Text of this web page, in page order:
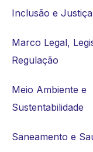
Inclusão e
Marco Legal,
Regulação
Meio Ambiente e
Sustentabilidade
Saneamento e